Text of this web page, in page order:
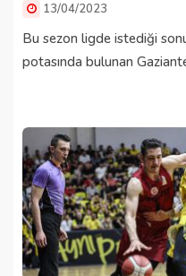
13/04/2023
Bu sezon ligde istediği
potasında bulunan